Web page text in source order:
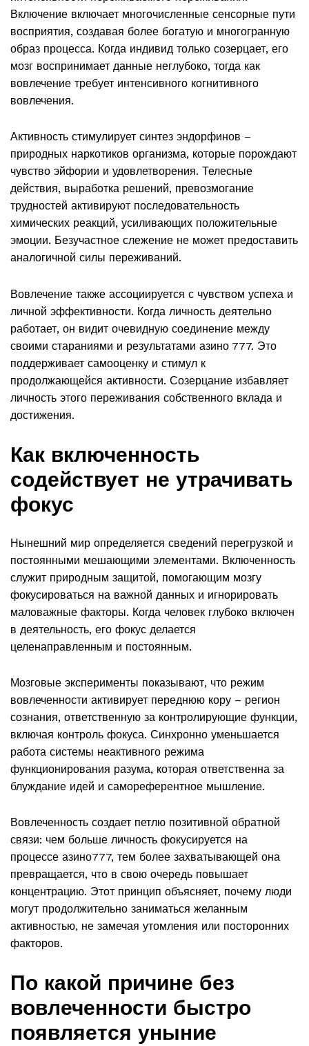
Включение включает многочисленные сенсорные пути
восприятия, создавая более богатую и многогранную
образ процесса. Когда индивид только созерцает, его
мозг воспринимает данные неглубоко, тогда как
вовлечение требует интенсивного когнитивного
вовлечения.
Активность стимулирует синтез эндорфинов –
природных наркотиков организма, которые порождают
чувство эйфории и удовлетворения. Телесные
действия, выработка решений, превозмогание
трудностей активируют последовательность
химических реакций, усиливающих положительные
эмоции. Безучастное слежение не может предоставить
аналогичной силы переживаний.
Вовлечение также ассоциируется с чувством успеха и
личной эффективности. Когда личность деятельно
работает, он видит очевидную соединение между
своими стараниями и результатами азино 777. Это
поддерживает самооценку и стимул к
продолжающейся активности. Созерцание избавляет
личность этого переживания собственного вклада и
достижения.
Как включенность
содействует не утрачивать
фокус
Нынешний мир определяется сведений перегрузкой и
постоянными мешающими элементами. Включенность
служит природным защитой, помогающим мозгу
фокусироваться на важной данных и игнорировать
маловажные факторы. Когда человек глубоко включен
в деятельность, его фокус делается
целенаправленным и постоянным.
Мозговые эксперименты показывают, что режим
вовлеченности активирует переднюю кору – регион
сознания, ответственную за контролирующие функции,
включая контроль фокуса. Синхронно уменьшается
работа системы неактивного режима
функционирования разума, которая ответственна за
блуждание идей и самореферентное мышление.
Вовлеченность создает петлю позитивной обратной
связи: чем больше личность фокусируется на
процессе азино777, тем более захватывающей она
превращается, что в свою очередь повышает
концентрацию. Этот принцип объясняет, почему люди
могут продолжительно заниматься желанным
активностью, не замечая утомления или посторонних
факторов.
По какой причине без
вовлеченности быстро
появляется уныние